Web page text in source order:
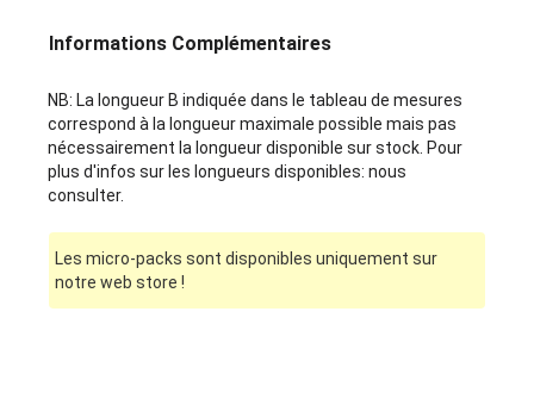
Informations Complémentaires
NB: La longueur B indiquée dans le tableau de mesures
correspond à la longueur maximale possible mais pas
nécessairement la longueur disponible sur stock. Pour
plus d'infos sur les longueurs disponibles: nous
consulter.
Les micro-packs sont disponibles uniquement sur
notre web store !